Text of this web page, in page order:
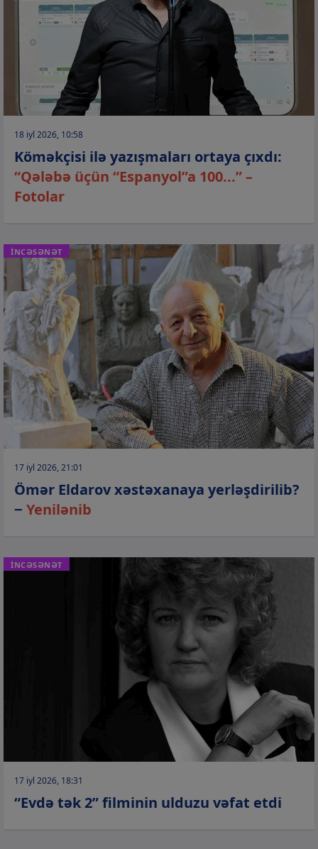
18 iyl 2026, 10:58
Köməkçisi ilə yazışmaları ortaya çıxdı:
“Qələbə üçün “Espanyol”a 100...” –
Fotolar
İNCƏSƏNƏT
17 iyl 2026, 21:01
Ömər Eldarov xəstəxanaya yerləşdirilib?
− Yenilənib
İNCƏSƏNƏT
17 iyl 2026, 18:31
“Evdə tək 2” filminin ulduzu vəfat etdi